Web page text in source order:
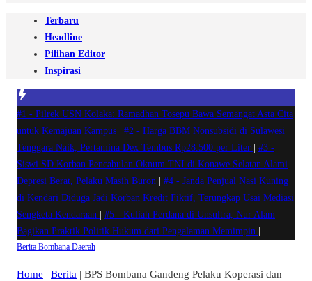
Terbaru
Headline
Pilihan Editor
Inspirasi
#1 - Pilrek USN Kolaka: Ramadhan Tosepu Bawa Semangat Asta Cita
untuk Kemajuan Kampus
#2 - Harga BBM Nonsubsidi di Sulawesi
Tenggara Naik, Pertamina Dex Tembus Rp28.500 per Liter
#3 -
Siswi SD Korban Pencabulan Oknum TNI di Konawe Selatan Alami
Depresi Berat, Pelaku Masih Buron
#4 - Janda Penjual Nasi Kuning
di Kendari Diduga Jadi Korban Kredit Fiktif, Terungkap Usai Mediasi
Sengketa Kendaraan
#5 - Kuliah Perdana di Unsultra, Nur Alam
Bagikan Praktik Politik Hukum dari Pengalaman Memimpin
Berita Bombana Daerah
Home | Berita | BPS Bombana Gandeng Pelaku Koperasi dan